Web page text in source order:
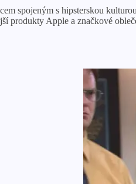
spojeným s hipsterskou
produkty Apple a značkové